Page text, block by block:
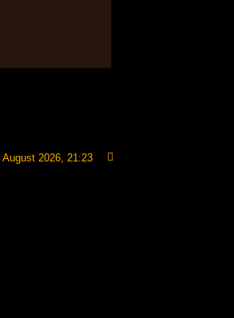
August 2026, 21:23